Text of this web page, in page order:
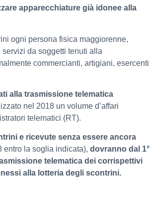
apparecchiature già idonee alla
ogni persona fisica maggiorenne,
da soggetti tenuti alla
commercianti, artigiani, esercenti
alla trasmissione telematica
nel 2018 un volume d’affari
telematici (RT).
e ricevute senza essere ancora
entro la soglia indicata), dovranno dal 1°
telematica dei corrispettivi
alla lotteria degli scontrini.